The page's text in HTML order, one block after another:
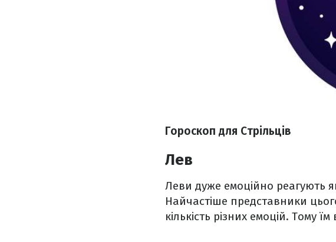
Гороскоп для Стрільців
Лев
Леви дуже емоційно реагують як
Найчастіше представники
кількість різних емоцій. Тому